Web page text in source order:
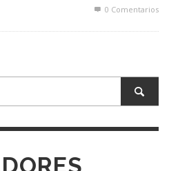
0 Comentarios